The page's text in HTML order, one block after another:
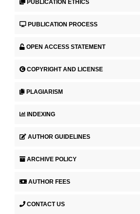
PUBLICATION ETHICS
PUBLICATION PROCESS
OPEN ACCESS STATEMENT
COPYRIGHT AND LICENSE
PLAGIARISM
INDEXING
AUTHOR GUIDELINES
ARCHIVE POLICY
AUTHOR FEES
CONTACT US